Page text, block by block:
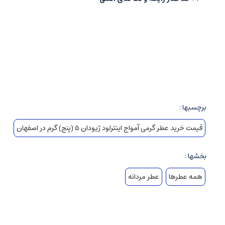
حس و حال
مناسب برای:شب های خاص، قرارهای مهم، مراسم رسمی و هر
«آمواج اینترلود» با روایح چوبی، دودی و معطر، نماد هماهنگی بین
و جذابیت بی نظیر داشته باشند.
برچسبها :
قیمت خرید عطر گرمی آمواج اینترلود ژیودان 5 (پنج) گرم در اصفهان
بخشها :
همه عطرها
عطر مردانه